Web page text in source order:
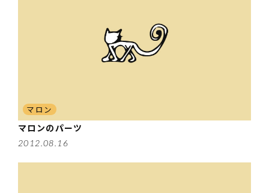
マロン
マロンのパーツ
2012.08.16